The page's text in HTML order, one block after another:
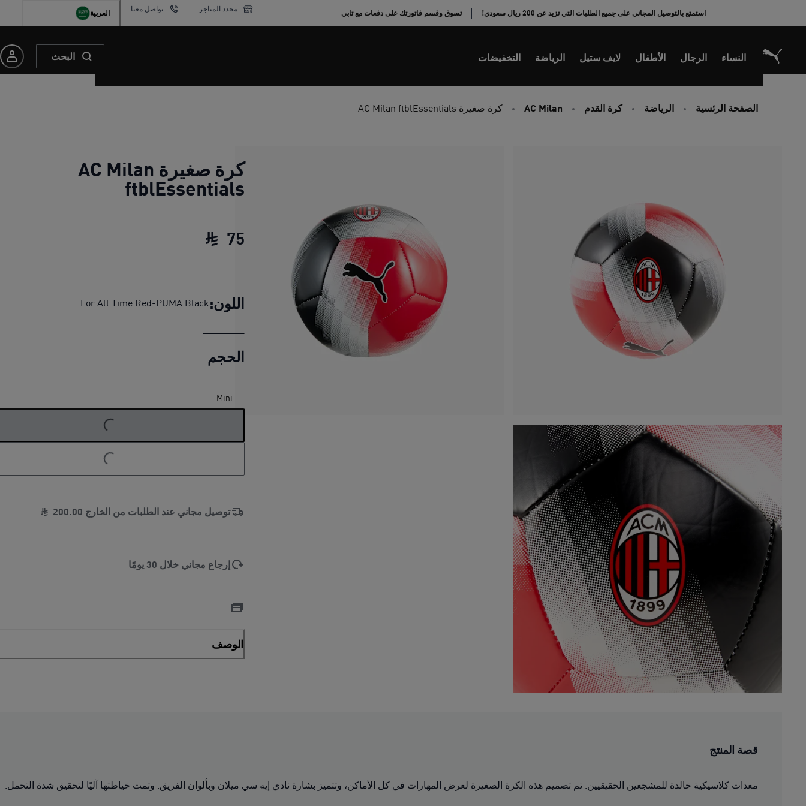
استمتع بالتوصيل المجاني على جميع الطلبات التي تزيد عن 200 ريال سعودي! تسوق وقسم فاتورتك على دفعات مع تابي محدد المتاجر تواصل معنا العربية
النساء الرجال الأطفال لايف ستيل الرياضة التخفيضات البحث
الصفحة الرئسية الرياضة كرة القدم AC Milan كرة صغيرة AC Milan ftblEssentials
كرة صغيرة AC Milan
ftblEssentials
75
اللون: For All Time Red-PUMA Black
الحجم
Mini
L
.
L
O
A
D
I
N
G
.
.
.
توصيل مجاني عند الطلبات من الخارج 200.00
إرجاع مجاني خلال 30 يومًا
الوصف
قصة المنتج
معدات كلاسيكية خالدة للمشجعين الحقيقيين. تم تصميم هذه الكرة الصغيرة لعرض المهارات في كل الأماكن، وتتميز بشارة نادي إيه سي ميلان وبألوان الفريق. وتمت خياطتها آليًا لتحقيق شدة التحمل.